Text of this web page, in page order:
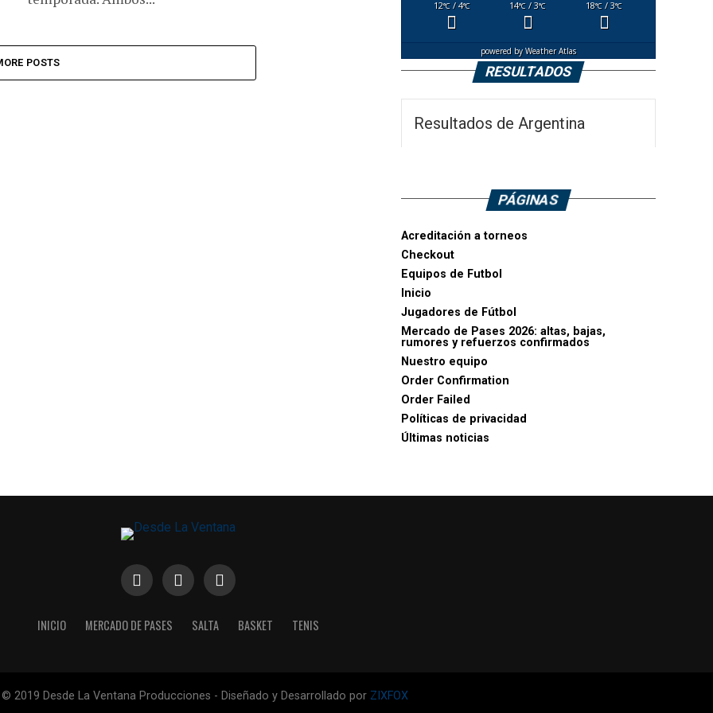
POSTS
12°C/ 4°C 14°C / 3°C 18°C / 3°C
powered byWeather Atlas
RESULTADOS
Resultados de Argentina
PÁGINAS
Acreditación a torneos
Checkout
Equipos de Futbol
Inicio
Jugadores de Fútbol
Mercado de Pases 2026: altas, bajas,
rumores y refuerzos confirmados
Nuestro equipo
Order Confirmation
Order Failed
Políticas de privacidad
Últimas noticias
INICIO MERCADO DE PASES SALTA BASKET TENIS
2019 Desde La Ventana Producciones - Diseñado y Desarrollado por ZIXFOX